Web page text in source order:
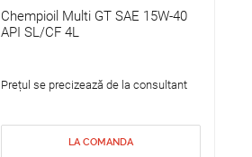
Chempioil Multi GT SAE 15W-40
API SL/CF 4L
Prețul se precizează de la consultant
LA COMANDA